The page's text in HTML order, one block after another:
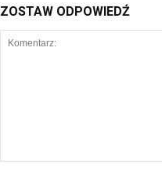
ZOSTAW ODPOWIEDŹ